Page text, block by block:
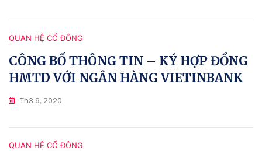
QUAN HỆ CỔ ĐÔNG
CÔNG BỐ THÔNG TIN – KÝ HỢP ĐỒNG
HMTD VỚI NGÂN HÀNG VIETINBANK
Th3 9, 2020
QUAN HỆ CỔ ĐÔNG